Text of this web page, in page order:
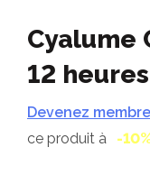
Cyalume
12 heures
Devenez membre
ce produit à
-